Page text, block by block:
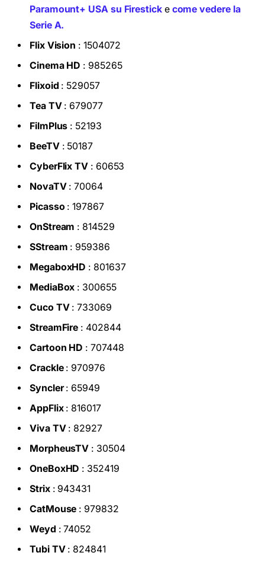
Paramount+ USA su Firesticke come vedere la
Serie A.
Flix Vision : 1504072
Cinema HD : 985265
Flixoid : 529057
Tea TV: 679077
FilmPlus : 52193
BeeTV: 50187
CyberFlix TV : 60653
NovaTV: 70064
Picasso: 197867
OnStream : 814529
SStream : 959386
MegaboxHD : 801637
MediaBox : 300655
Cuco TV: 733069
StreamFire : 402844
Cartoon HD : 707448
Crackle: 970976
Syncler: 65949
AppFlix: 816017
Viva TV: 82927
MorpheusTV : 30504
OneBoxHD : 352419
Strix: 943431
CatMouse : 979832
Weyd : 74052
Tubi TV: 824841